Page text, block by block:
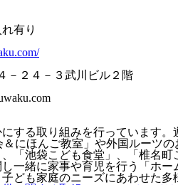
有り
－２４－３武川ビル２階
する取り組みを行っています
にほんご教室」や外国ルーツ
、「池袋こども食堂」、「椎名
一緒に家事や育児を行う「ホ
ども家庭のニーズにあわせた